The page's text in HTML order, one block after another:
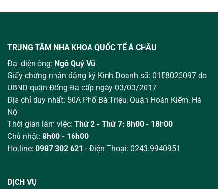
TRUNG TÂM NHA KHOA QUỐC TẾ Á CHÂU
Đại diện ông: Ngô Quý Vũ
Giấy chứng nhận đăng ký Kinh Doanh số: 01E8023097 do
UBND quận Đống Đa cấp ngày 03/03/2017
Địa chỉ duy nhất: 50A Phố Bà Triệu, Quận Hoàn Kiếm, Hà
Nội
Thời gian làm việc: Thứ 2 - Thứ 7: 8h00 - 18h00
Chủ nhật: 8h00 - 16h00
Hotline: 0987 302 621 - Điện Thoại: 0243.9940951
DỊCH VỤ